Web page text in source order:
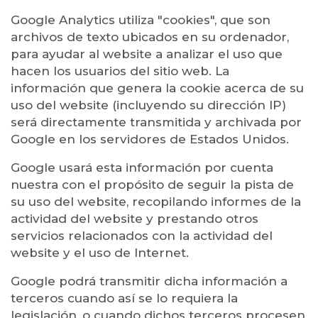
Google Analytics utiliza "cookies", que son
archivos de texto ubicados en su ordenador,
para ayudar al website a analizar el uso que
hacen los usuarios del sitio web. La
información que genera la cookie acerca de su
uso del website (incluyendo su dirección IP)
será directamente transmitida y archivada por
Google en los servidores de Estados Unidos.
Google usará esta información por cuenta
nuestra con el propósito de seguir la pista de
su uso del website, recopilando informes de la
actividad del website y prestando otros
servicios relacionados con la actividad del
website y el uso de Internet.
Google podrá transmitir dicha información a
terceros cuando así se lo requiera la
legislación, o cuando dichos terceros procesen